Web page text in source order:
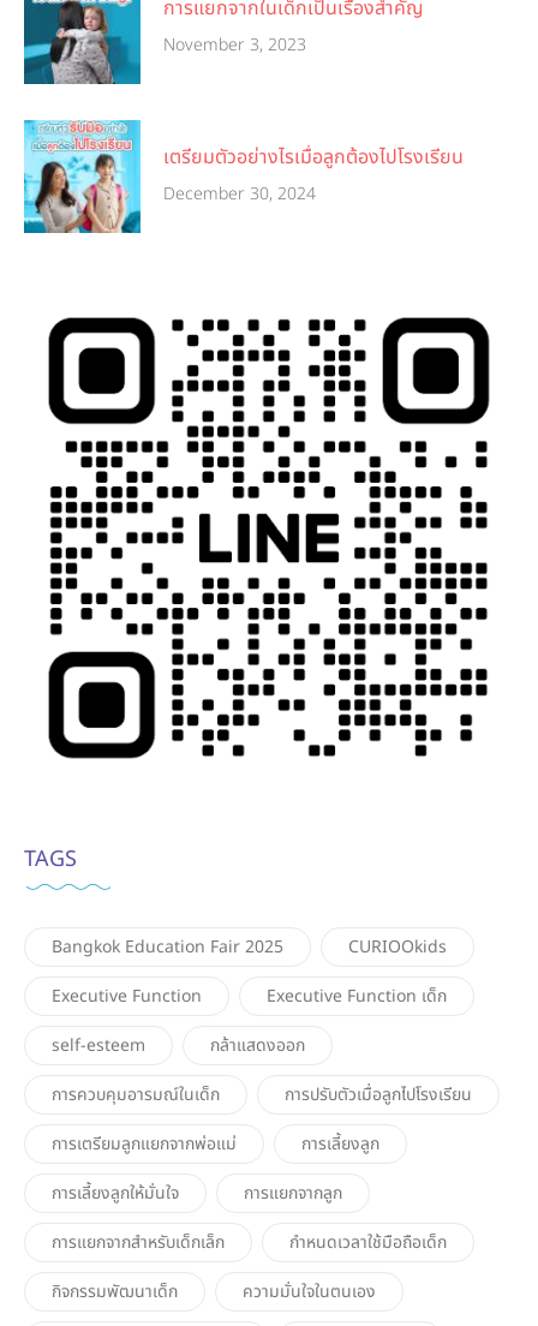
การแยกจากในเด็กเป็นเรื่องสำคัญ
November 3, 2023
เตรียมตัวอย่างไรเมื่อลูกต้องไปโรงเรียน
December 30, 2024
TAGS
Bangkok Education Fair 2025
CURIOOkids
Executive Function
Executive Function เด็ก
self-esteem
กล้าแสดงออก
การควบคุมอารมณ์ในเด็ก
การปรับตัวเมื่อลูกไปโรงเรียน
การเตรียมลูกแยกจากพ่อแม่
การเลี้ยงลูก
การเลี้ยงลูกให้มั่นใจ
การแยกจากลูก
การแยกจากสำหรับเด็กเล็ก
กำหนดเวลาใช้มือถือเด็ก
กิจกรรมพัฒนาเด็ก
ความมั่นใจในตนเอง